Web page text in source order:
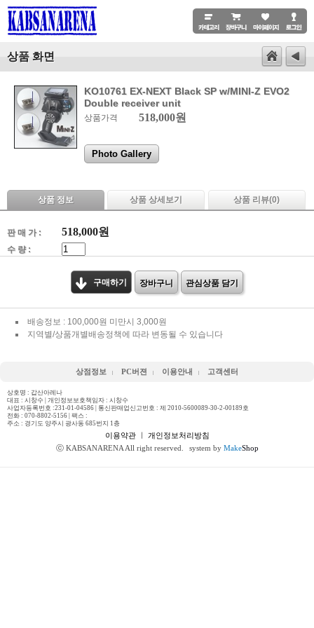
상품 화면
KO10761 EX-NEXT Black SP w/MINI-Z EVO2
Double receiver unit
상품가격 518,000원
Photo Gallery
상품 정보 상품 상세보기 상품 리뷰(0)
판 매 가 : 518,000원
수 량 :
구매하기 장바구니 관심상품 담기
배송정보 : 100,000원 미만시 3,000원
지역별/상품개별배송정책에 따라 변동될 수 있습니다
상점정보 PC버젼 이용안내 고객센터
상호명 : 갑산아레나
대표 : 시창수 | 개인정보보호책임자 : 시창수
사업자등록번호 :231-01-04586 | 통신판매업신고번호 : 제 2010-5600089-30-2-00189호
전화 : 070-8802-5156 | 팩스 :
주소 : 경기도 양주시 광사동 685번지 1층
이용약관ㅣ 개인정보처리방침
ⓒ KABSANARENA All right reserved.
system by MakeShop